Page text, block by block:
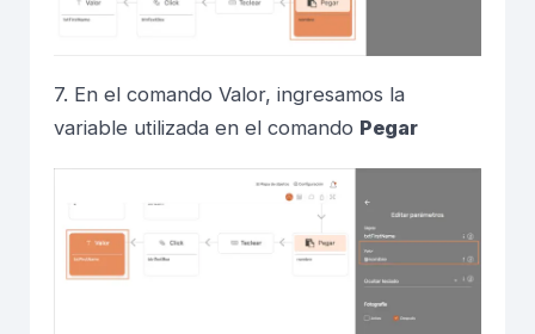
7. En el comando Valor, ingresamos la
variable utilizada en el comando Pegar